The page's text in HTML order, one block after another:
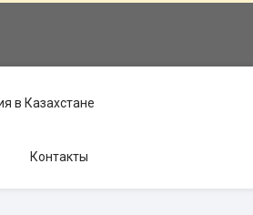
в Казахстане
Контакты